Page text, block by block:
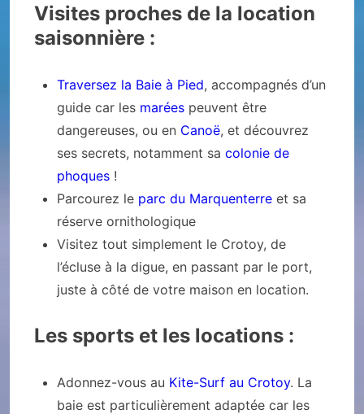
Visites proches de la location
saisonnière :
Traversez la Baie à Pied, accompagnés d’un
guide car les marées peuvent être
dangereuses, ou en Canoë, et découvrez
ses secrets, notamment sa colonie de
phoques !
Parcourez le parc du Marquenterre et sa
réserve ornithologique
Visitez tout simplement le Crotoy, de
l’écluse à la digue, en passant par le port,
juste à côté de votre maison en location.
Les sports et les locations :
Adonnez-vous au Kite-Surf au Crotoy. La
baie est particulièrement adaptée car les